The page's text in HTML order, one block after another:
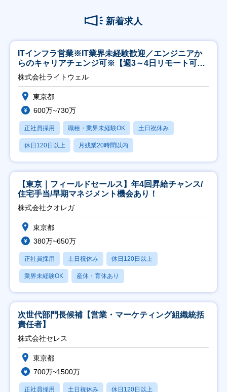
新着求人
ITインフラ営業※IT業界未経験歓迎／エンジニアか
らのキャリアチェンジ可※【週3～4日リモート可
能】
株式会社ライトウェル
東京都
600万~730万
正社員採用 職種・業界未経験OK 土日祝休み
休日120日以上 月残業20時間以内
【東京｜フィールドセールス】年4回昇給チャンス/
住宅手当/早期マネジメント機会あり！
株式会社クオレガ
東京都
380万~650万
正社員採用 土日祝休み 休日120日以上
業界未経験OK 産休・育休あり
次世代部門長候補【営業・マーケティング組織統括
責任者】
株式会社セレス
東京都
700万~1500万
正社員採用 土日祝休み 休日120日以上